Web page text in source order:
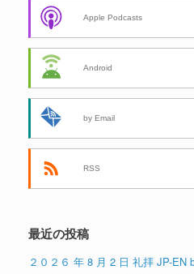
Apple Podcasts
Android
by Email
RSS
最近の投稿
２０２６ 年 8 月 2 日 礼拝 JP-EN